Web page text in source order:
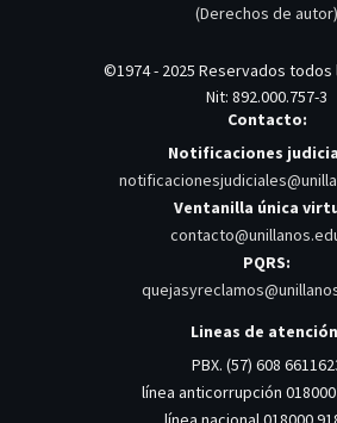
(Derechos de autor)
©1974 - 2025 Reservados
Nit: 892.000.757-3
Contacto:
Notificaciones
Ventanilla única
PQRS:
Lineas de
PBX. (57) 608
línea anticorrupción 018000